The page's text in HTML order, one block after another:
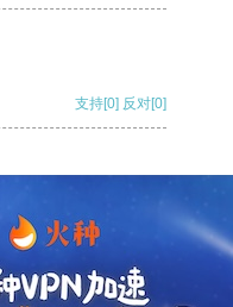
支持[0] 反对[0]
支持